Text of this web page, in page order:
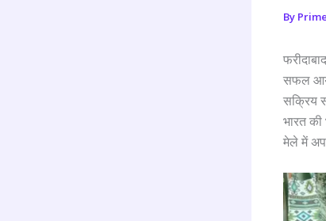
By
सफल
सक्रिय
भारत
मेले में